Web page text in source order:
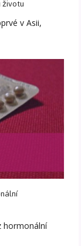
v Asii,
hormonální